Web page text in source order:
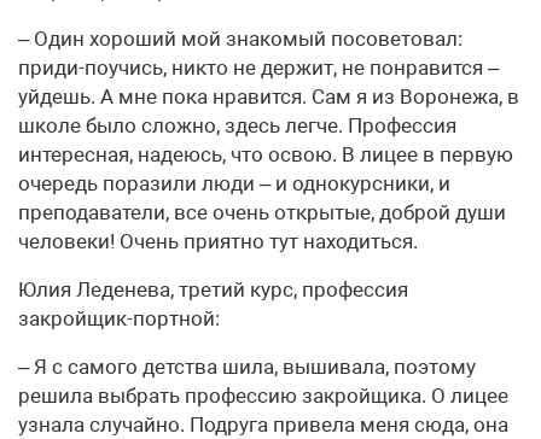
– Один хороший мой знакомый посоветовал:
приди-поучись, никто не держит, не понравится –
уйдешь. А мне пока нравится. Сам я из Воронежа, в
школе было сложно, здесь легче. Профессия
интересная, надеюсь, что освою. В лицее в первую
очередь поразили люди – и однокурсники, и
преподаватели, все очень открытые, доброй души
человеки! Очень приятно тут находиться.
Юлия Леденева, третий курс, профессия
закройщик-портной:
– Я с самого детства шила, вышивала, поэтому
решила выбрать профессию закройщика. О лицее
узнала случайно. Подруга привела меня сюда, она